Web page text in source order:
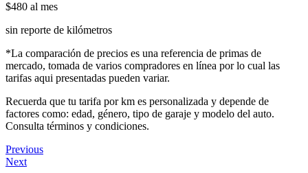
$480 al mes
sin reporte de kilómetros
*La comparación de precios es una referencia de primas de
mercado, tomada de varios compradores en línea por lo cual las
tarifas aqui presentadas pueden variar.
Recuerda que tu tarifa por km es personalizada y depende de
factores como: edad, género, tipo de garaje y modelo del auto.
Consulta términos y condiciones.
Previous
Next